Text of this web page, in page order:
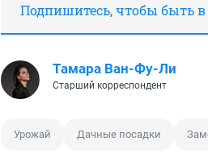
Подпишитесь, чтобы быть в
Тамара Ван-Фу-Ли
Старший корреспондент
Урожай Дачные посадки